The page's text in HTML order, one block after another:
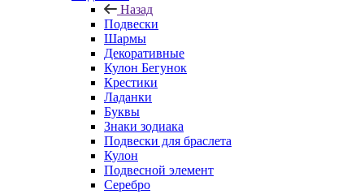
Назад
Подвески
Шармы
Декоративные
Кулон Бегунок
Крестики
Ладанки
Буквы
Знаки зодиака
Подвески для браслета
Кулон
Подвесной элемент
Серебро